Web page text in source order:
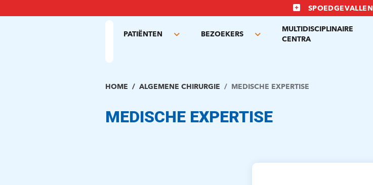
en
SPOEDGEVALLEN
PATIËNTEN
Toggle
BEZOEKERS
Toggle
MULTIDISCIPLINAIRE
CENTRA
HOME ALGEMENE CHIRURGIE MEDISCHE EXPERTISE
MEDISCHE EXPERTISE